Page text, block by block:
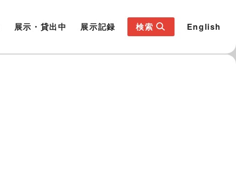
展示・貸出中 展示記録 検索 English